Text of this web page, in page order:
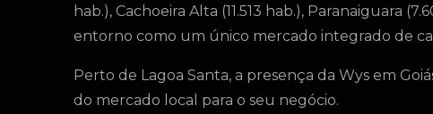
hab.), Cachoeira Alta (11.513 hab.), Paranaiguara
entorno como um único mercado integrado de
Perto de Lagoa Santa, a presença da Wys em
do mercado local para o seu negócio.